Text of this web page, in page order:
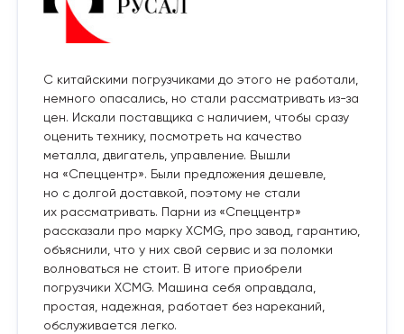
С китайскими погрузчиками до этого не работали,
немного опасались, но стали рассматривать из-за
цен. Искали поставщика с наличием, чтобы сразу
оценить технику, посмотреть на качество
металла, двигатель, управление. Вышли
на «Спеццентр». Были предложения дешевле,
но с долгой доставкой, поэтому не стали
их рассматривать. Парни из «Спеццентр»
рассказали про марку XCMG, про завод, гарантию,
объяснили, что у них свой сервис и за поломки
волноваться не стоит. В итоге приобрели
погрузчики XCMG. Машина себя оправдала,
простая, надежная, работает без нареканий,
обслуживается легко.